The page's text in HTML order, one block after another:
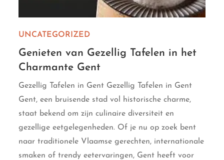
UNCATEGORIZED
Genieten van Gezellig Tafelen in het
Charmante Gent
Gezellig Tafelen in Gent Gezellig Tafelen in Gent
Gent, een bruisende stad vol historische charme,
staat bekend om zijn culinaire diversiteit en
gezellige eetgelegenheden. Of je nu op zoek bent
naar traditionele Vlaamse gerechten, internationale
smaken of trendy eetervaringen, Gent heeft voor